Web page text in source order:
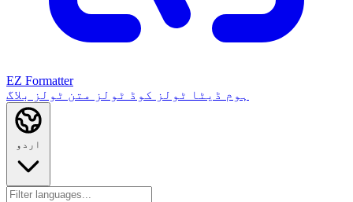
EZ Formatter
ہوم ڈیٹا ٹولز کوڈ ٹولز متن ٹولز بلاگ
اردو